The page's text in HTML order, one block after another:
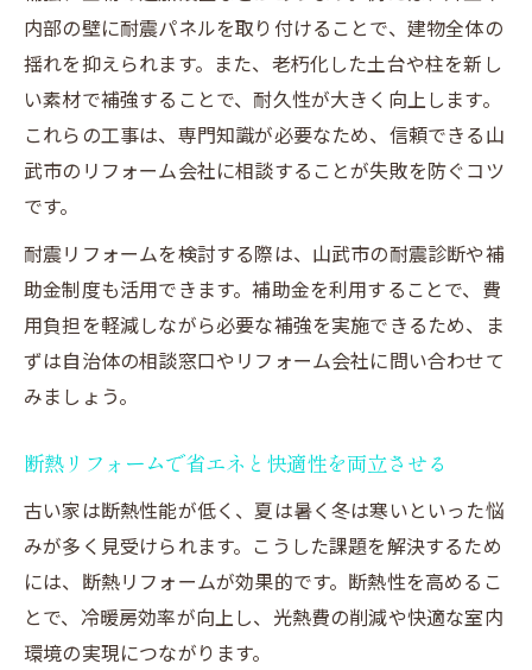
内部の壁に耐震パネルを取り付けることで、建物全体の
揺れを抑えられます。また、老朽化した土台や柱を新し
い素材で補強することで、耐久性が大きく向上します。
これらの工事は、専門知識が必要なため、信頼できる山
武市のリフォーム会社に相談することが失敗を防ぐコツ
です。
耐震リフォームを検討する際は、山武市の耐震診断や補
助金制度も活用できます。補助金を利用することで、費
用負担を軽減しながら必要な補強を実施できるため、ま
ずは自治体の相談窓口やリフォーム会社に問い合わせて
みましょう。
断熱リフォームで省エネと快適性を両立させる
古い家は断熱性能が低く、夏は暑く冬は寒いといった悩
みが多く見受けられます。こうした課題を解決するため
には、断熱リフォームが効果的です。断熱性を高めるこ
とで、冷暖房効率が向上し、光熱費の削減や快適な室内
環境の実現につながります。